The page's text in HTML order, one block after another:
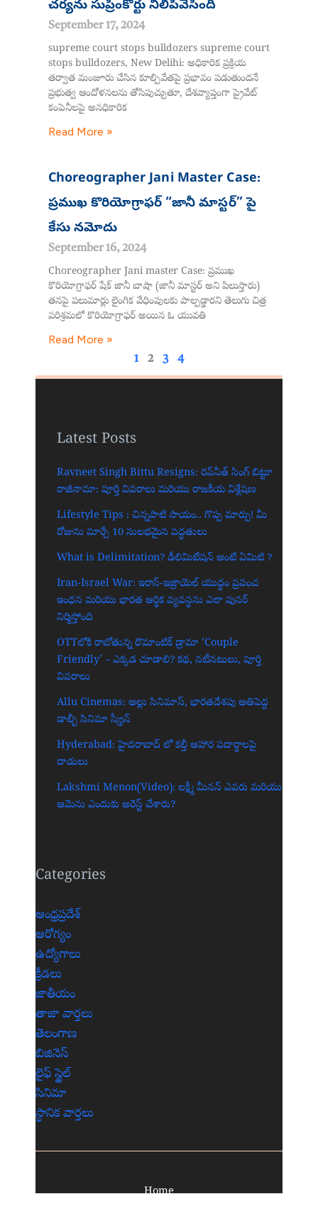
చర్యను సుప్రీంకోర్టు నిలిపివేసింది
September 17, 2024
supreme court stops bulldozers supreme court
stops bulldozers, New Delihi: అధికారిక ప్రక్రియ
తర్వాత మంజూరు చేసిన కూల్చివేతపై ప్రభావం పడుతుందనే
ప్రభుత్వ ఆందోళనలను తోసిపుచ్చుతూ, దేశవ్యాప్తంగా ప్రైవేట్
కంపెనీలపై అనధికారిక
Read More »
Choreographer Jani Master Case:
ప్రముఖ కొరియోగ్రాఫర్ “జానీ మాస్టర్” పై
కేసు నమోదు
September 16, 2024
Choreographer Jani master Case: ప్రముఖ
కొరియోగ్రాఫర్ షేక్ జానీ బాషా (జానీ మాస్టర్ అని పిలుస్తారు)
తనపై పలుమార్లు లైంగిక వేధింపులకు పాల్పడ్డారని తెలుగు చిత్ర
పరిశ్రమలో కొరియోగ్రాఫర్ అయిన ఓ యువతి
Read More »
1 2 3 4
Latest Posts
Ravneet Singh Bittu Resigns: రవ్‌నీత్ సింగ్ బిట్టూ
రాజీనామా: పూర్తి వివరాలు మరియు రాజకీయ విశ్లేషణ
Lifestyle Tips : చిన్నపాటి సాయం.. గొప్ప మార్పు! మీ
రోజును మార్చే 10 సులభమైన పద్ధతులు
What is Delimitation? డీలిమిటేషన్ అంటే ఏమిటి ?
Iran-Israel War: ఇరాన్-ఇజ్రాయెల్ యుద్ధం ప్రపంచ
ఇంధన మరియు భారత ఆర్థిక వ్యవస్థను ఎలా పునర్
నిర్మిస్తోంది
OTTలోకి రాబోతున్న రొమాంటిక్ డ్రామా ‘Couple
Friendly’ – ఎక్కడ చూడాలి? కథ, నటీనటులు, పూర్తి
వివరాలు
Allu Cinemas: అల్లు సినిమాస్, భారతదేశపు అతిపెద్ద
డాల్బీ సినిమా స్క్రీన్‌
Hyderabad: హైదరాబాద్‌ లో కల్తీ ఆహార పదార్థాలపై
దాడులు
Lakshmi Menon(Video): లక్ష్మీ మీనన్ ఎవరు మరియు
ఆమెను ఎందుకు అరెస్ట్ చేశారు?
Categories
ఆంధ్రప్రదేశ్
ఆరోగ్యం
ఉద్యోగాలు
క్రీడలు
జాతీయం
తాజా వార్తలు
తెలంగాణ
బిజినెస్
లైఫ్ స్టైల్
సినిమా
స్థానిక వార్తలు
Home